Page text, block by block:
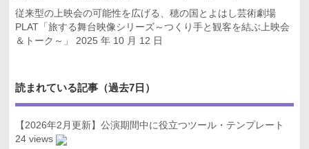
従来型の上映会の可能性を広げる、穂の国とよはし芸術劇場
PLAT「旅する舞台映像シリーズ～つくり手と観客を結ぶ上映会
＆トーク～」
2025 年 10 月 12 日
読まれている記事（過去7日）
【2026年2月更新】公演期間中に役立つツール・テンプレート
24 views